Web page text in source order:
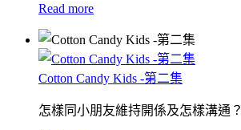
Read more
Cotton Candy Kids -第二集
怎樣同小朋友維持開係及怎樣溝通？